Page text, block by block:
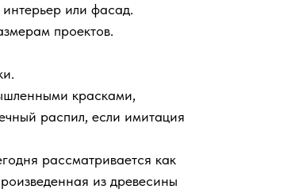
или фасад.
проектов.
красками,
распил, если имитация
рассматривается как
из древесины